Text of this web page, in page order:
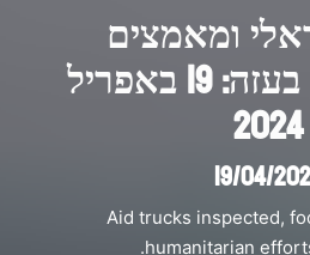
ומאמצים
הומניטריים בעזה: 19 באפריל
2024
19/04/
Aid trucks inspected,
humanitarian